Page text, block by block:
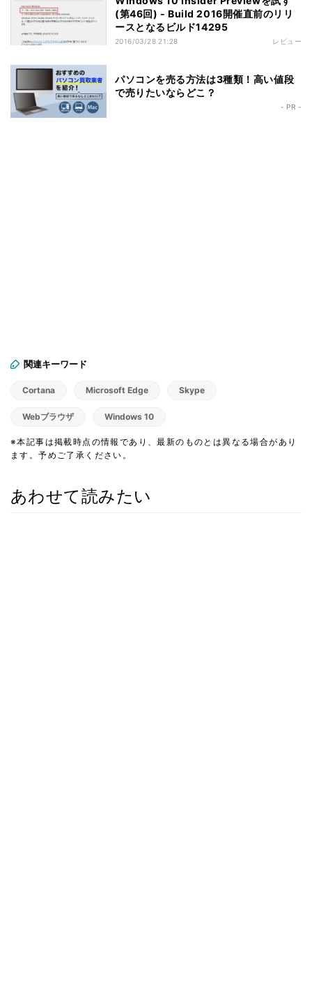
(第46回) - Build 2016開催直前のリリ
ースとなるビルド14295
2016/03/28 21:28 レビュー
パソコンを売る方法は3種類！高い値段
で売りたいならどこ？
- PR -
関連キーワード
Cortana Microsoft Edge Skype
Webブラウザ Windows 10
※本記事は掲載時点の情報であり、最新のものとは異なる場合があり
ます。予めご了承ください。
あわせて読みたい